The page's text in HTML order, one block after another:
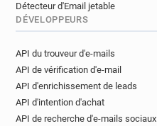
Détecteur d'Email jetable
DÉVELOPPEURS
API du trouveur d'e-mails
API de vérification d'e-mail
API d'enrichissement de leads
API d'intention d'achat
API de recherche d'e-mails sociaux